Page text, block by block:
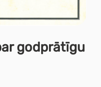
godprātīgu